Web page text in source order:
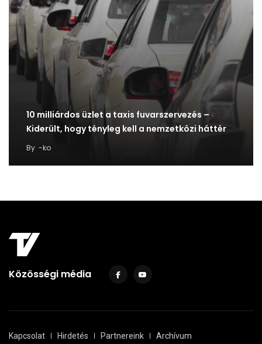
10 milliárdos üzlet a taxis fuvarszervezés –
Kiderült, hogy tényleg kell a nemzetközi háttér
By -ko
Közösségi média
Kapcsolat Hirdetés Partnereink Archívum